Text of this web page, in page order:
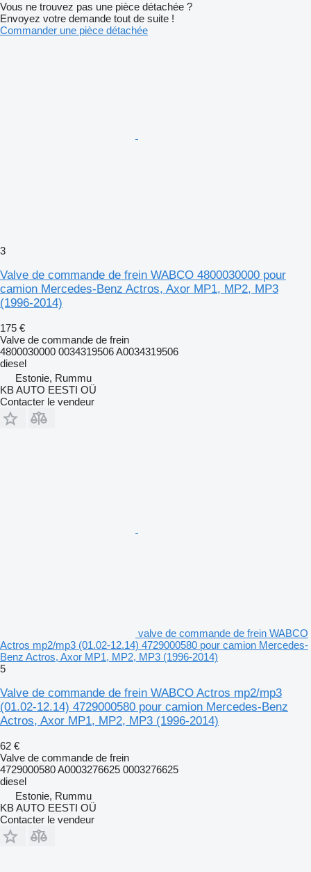
Vous ne trouvez pas une pièce détachée ?
Envoyez votre demande tout de suite !
Commander une pièce détachée
3
Valve de commande de frein WABCO 4800030000 pour
camion Mercedes-Benz Actros, Axor MP1, MP2, MP3
(1996-2014)
175 €
Valve de commande de frein
4800030000 0034319506 A0034319506
diesel
Estonie, Rummu
KB AUTO EESTI OÜ
Contacter le vendeur
valve de commande de frein WABCO
Actros mp2/mp3 (01.02-12.14) 4729000580 pour camion Mercedes-
Benz Actros, Axor MP1, MP2, MP3 (1996-2014)
5
Valve de commande de frein WABCO Actros mp2/mp3
(01.02-12.14) 4729000580 pour camion Mercedes-Benz
Actros, Axor MP1, MP2, MP3 (1996-2014)
62 €
Valve de commande de frein
4729000580 A0003276625 0003276625
diesel
Estonie, Rummu
KB AUTO EESTI OÜ
Contacter le vendeur